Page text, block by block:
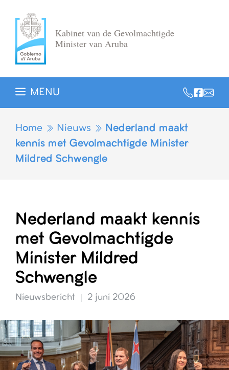
naar
inhoud
Kabinet van de Gevolmachtigde
Minister van Aruba
MENU
Home Nieuws
Nederland maakt
kennis met Gevolmachtigde Minister
Mildred Schwengle
Nederland maakt kennis
met Gevolmachtigde
Minister Mildred
Schwengle
Nieuwsbericht 2 juni 2026